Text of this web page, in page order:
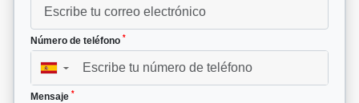
Número de teléfono *
▼
Mensaje *